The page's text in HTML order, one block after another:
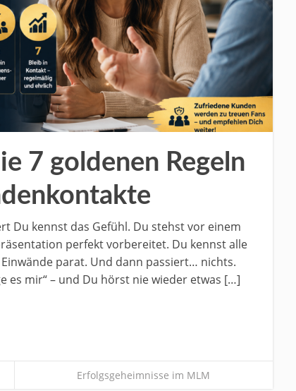
7 goldenen Regeln
Du kennst das Gefühl. Du stehst vor einem
perfekt vorbereitet. Du kennst alle
parat. Und dann passiert… nichts.
es mir“ – und Du hörst nie wieder etwas […]
Erfolgsgeheimnisse im MLM